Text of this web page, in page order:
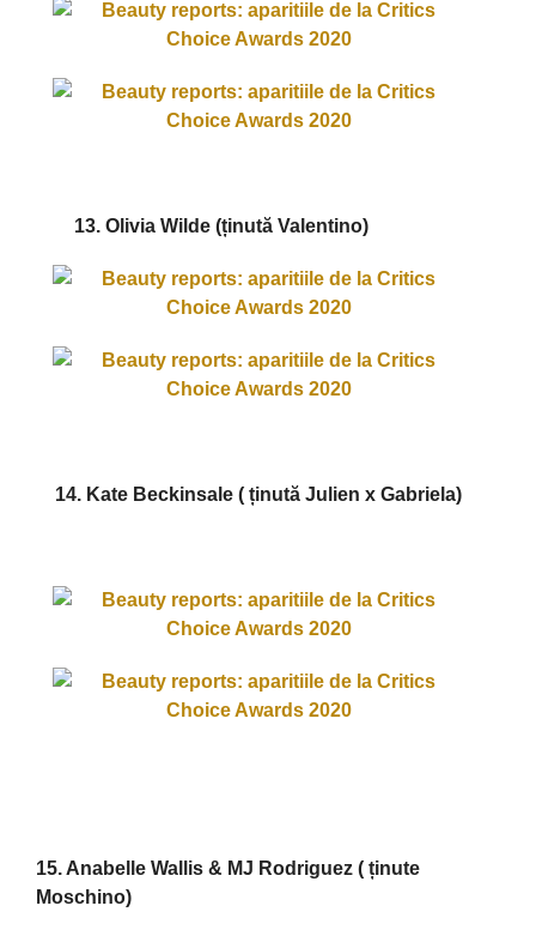
13. Olivia Wilde (ținută Valentino)
14. Kate Beckinsale ( ținută Julien x Gabriela)
15. Anabelle Wallis & MJ Rodriguez ( ținute
Moschino)